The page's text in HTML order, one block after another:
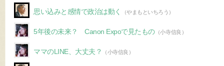
思い込みと感情で政治は動く （やまもといちろう）
5年後の未来？ Canon Expoで見たもの（小寺信良）
ママのLINE、大丈夫？ （小寺信良）